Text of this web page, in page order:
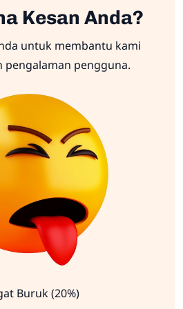
Kesan Anda?
untuk membantu kami
pengalaman pengguna.
Buruk (20%)